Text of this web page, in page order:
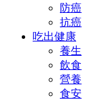
防癌
抗癌
吃出健康
養生
飲食
營養
食安